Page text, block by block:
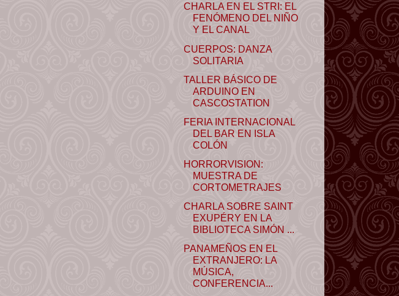
CHARLA EN EL STRI: EL
FENÓMENO DEL NIÑO
Y EL CANAL
CUERPOS: DANZA
SOLITARIA
TALLER BÁSICO DE
ARDUINO EN
CASCOSTATION
FERIA INTERNACIONAL
DEL BAR EN ISLA
COLÓN
HORRORVISION:
MUESTRA DE
CORTOMETRAJES
CHARLA SOBRE SAINT
EXUPÉRY EN LA
BIBLIOTECA SIMÓN ...
PANAMEÑOS EN EL
EXTRANJERO: LA
MÚSICA,
CONFERENCIA...